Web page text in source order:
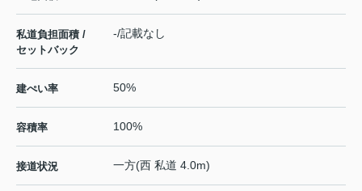
私道負担面積 /
セットバック
-/記載なし
建ぺい率 50%
容積率 100%
接道状況 一方(西 私道 4.0m)